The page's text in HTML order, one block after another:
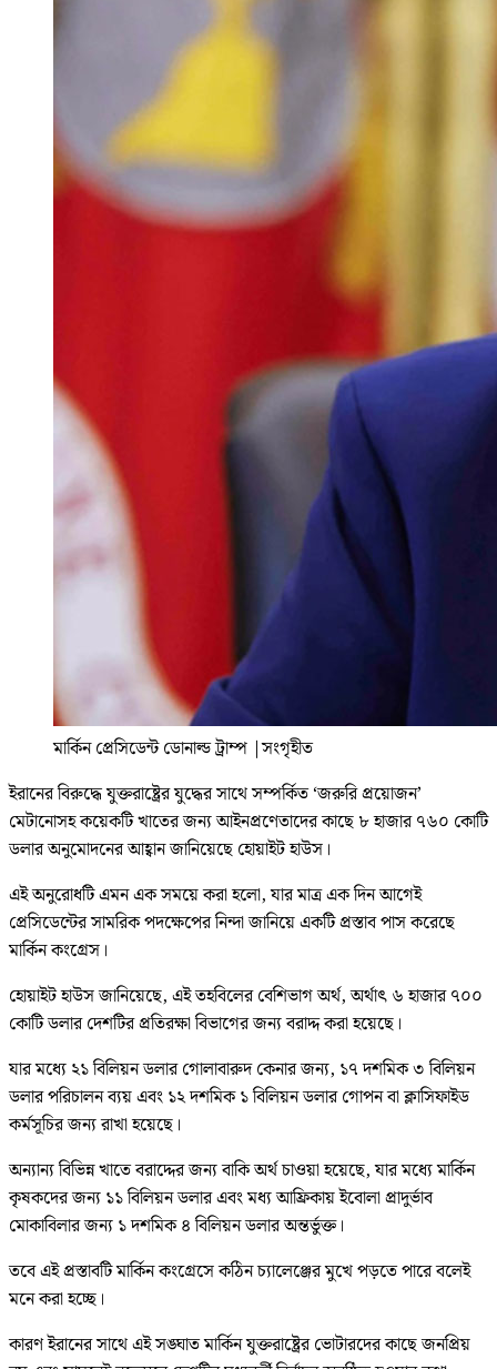
মার্কিন প্রেসিডেন্ট ডোনাল্ড ট্রাম্প |সংগৃহীত
ইরানের বিরুদ্ধে যুক্তরাষ্ট্রের যুদ্ধের সাথে সম্পর্কিত ‘জরুরি প্রয়োজন’
মেটানোসহ কয়েকটি খাতের জন্য আইনপ্রণেতাদের কাছে ৮ হাজার ৭৬০ কোটি
ডলার অনুমোদনের আহ্বান জানিয়েছে হোয়াইট হাউস।
এই অনুরোধটি এমন এক সময়ে করা হলো, যার মাত্র এক দিন আগেই
প্রেসিডেন্টের সামরিক পদক্ষেপের নিন্দা জানিয়ে একটি প্রস্তাব পাস করেছে
মার্কিন কংগ্রেস।
হোয়াইট হাউস জানিয়েছে, এই তহবিলের বেশিভাগ অর্থ, অর্থাৎ ৬ হাজার ৭০০
কোটি ডলার দেশটির প্রতিরক্ষা বিভাগের জন্য বরাদ্দ করা হয়েছে।
যার মধ্যে ২১ বিলিয়ন ডলার গোলাবারুদ কেনার জন্য, ১৭ দশমিক ৩ বিলিয়ন
ডলার পরিচালন ব্যয় এবং ১২ দশমিক ১ বিলিয়ন ডলার গোপন বা ক্লাসিফাইড
কর্মসূচির জন্য রাখা হয়েছে।
অন্যান্য বিভিন্ন খাতে বরাদ্দের জন্য বাকি অর্থ চাওয়া হয়েছে, যার মধ্যে মার্কিন
কৃষকদের জন্য ১১ বিলিয়ন ডলার এবং মধ্য আফ্রিকায় ইবোলা প্রাদুর্ভাব
মোকাবিলার জন্য ১ দশমিক ৪ বিলিয়ন ডলার অন্তর্ভুক্ত।
তবে এই প্রস্তাবটি মার্কিন কংগ্রেসে কঠিন চ্যালেঞ্জের মুখে পড়তে পারে বলেই
মনে করা হচ্ছে।
কারণ ইরানের সাথে এই সঙ্ঘাত মার্কিন যুক্তরাষ্ট্রের ভোটারদের কাছে জনপ্রিয়